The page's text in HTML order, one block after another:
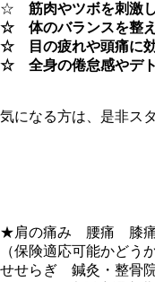
☆ 筋肉やツボを刺激
☆ 体のバランスを整
☆ 目の疲れや頭痛に効
☆ 全身の倦怠感やデト
気になる方は、是非ス
★肩の痛み 腰痛 膝
（保険適応可能かどう
せせらぎ 鍼灸・整